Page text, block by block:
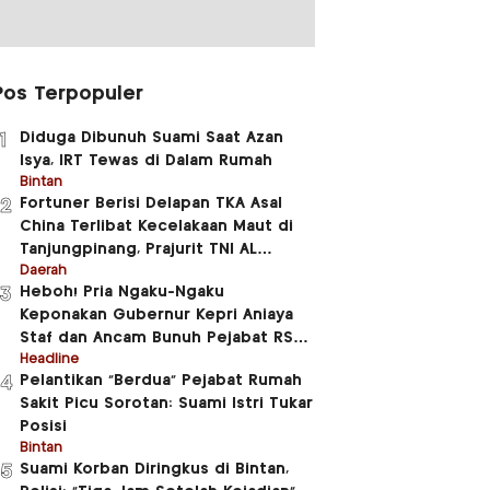
Terpopuler
Diduga Dibunuh Suami Saat Azan
Isya, IRT Tewas di Dalam Rumah
Bintan
Fortuner Berisi Delapan TKA Asal
China Terlibat Kecelakaan Maut di
Tanjungpinang, Prajurit TNI AL
Meninggal Dunia
Daerah
Heboh! Pria Ngaku-Ngaku
Keponakan Gubernur Kepri Aniaya
Staf dan Ancam Bunuh Pejabat RSUD
RAT
Headline
Pelantikan “Berdua” Pejabat Rumah
Sakit Picu Sorotan: Suami Istri Tukar
Posisi
Bintan
Suami Korban Diringkus di Bintan,